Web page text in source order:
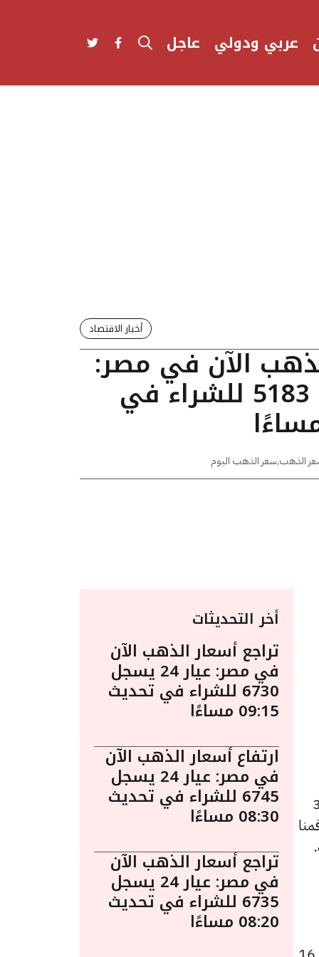
عربي ودولي عاجل
أخبار الاقتصاد
الآن في مصر:
عيار 24 يسجل 5183 للشراء في
الذهب,سعر الذهب اليوم
3:50
أخر التحديثات
تراجع أسعار الذهب الآن
في مصر: عيار 24 يسجل
6730 للشراء في تحديث
09:15 مساءًا
ارتفاع أسعار الذهب الآن
في مصر: عيار 24 يسجل
6745 للشراء في تحديث
08:30 مساءًا
تراجع أسعار الذهب الآن
في مصر: عيار 24 يسجل
6735 للشراء في تحديث
08:20 مساءًا